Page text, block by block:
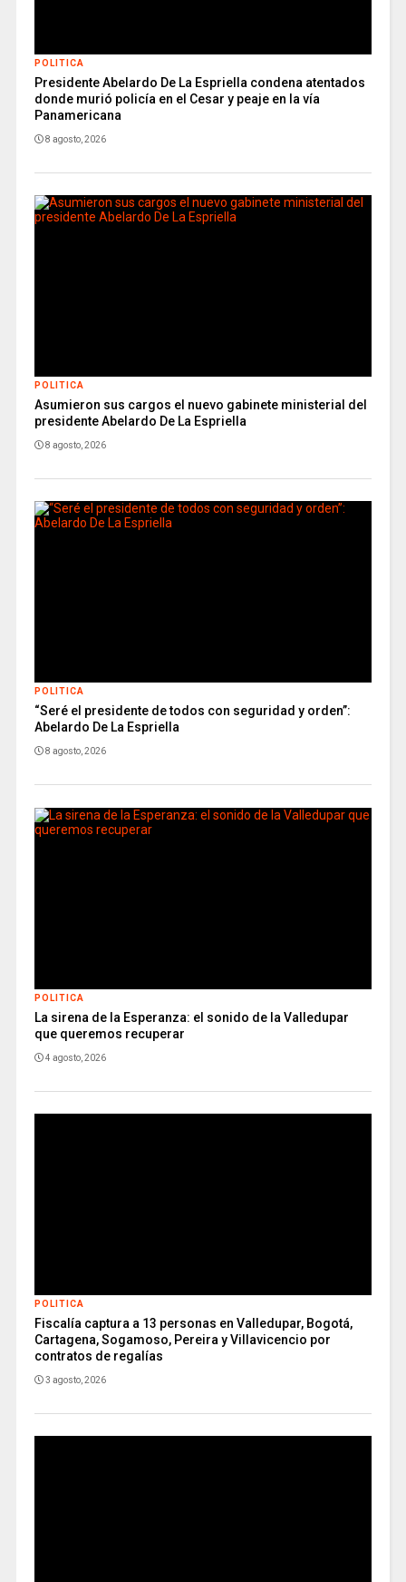
POLITICA
Presidente Abelardo De La Espriella condena atentados
donde murió policía en el Cesar y peaje en la vía
Panamericana
8 agosto, 2026
POLITICA
Asumieron sus cargos el nuevo gabinete ministerial del
presidente Abelardo De La Espriella
8 agosto, 2026
POLITICA
“Seré el presidente de todos con seguridad y orden”:
Abelardo De La Espriella
8 agosto, 2026
POLITICA
La sirena de la Esperanza: el sonido de la Valledupar
que queremos recuperar
4 agosto, 2026
POLITICA
Fiscalía captura a 13 personas en Valledupar, Bogotá,
Cartagena, Sogamoso, Pereira y Villavicencio por
contratos de regalías
3 agosto, 2026